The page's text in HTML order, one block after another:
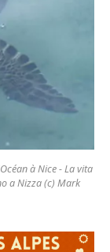
à Nice - La vita
a Nizza (c) Mark